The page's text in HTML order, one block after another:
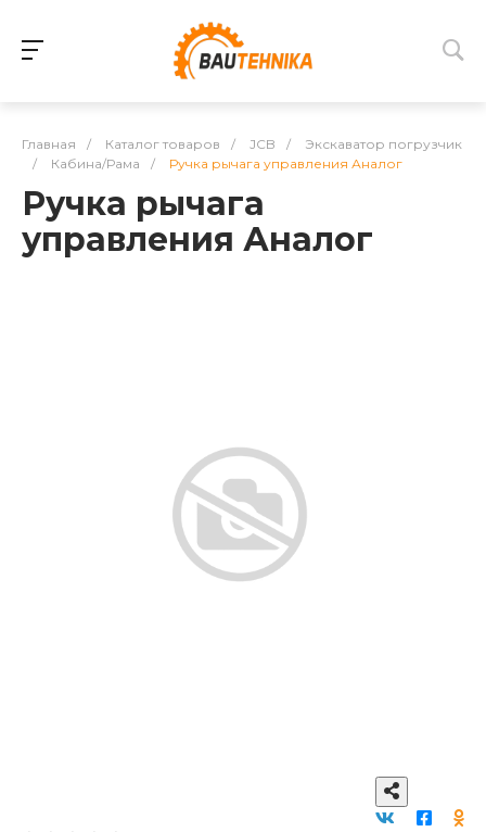
Главная / Каталог товаров / JCB /
Экскаватор погрузчик
/
Кабина/Рама / Ручка рычага управления Аналог
Ручка рычага
управления Аналог